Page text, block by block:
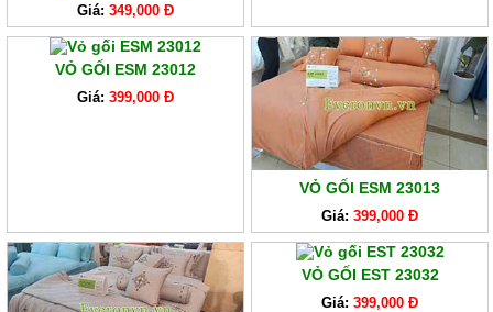
Giá: 349,000 Đ
VỎ GỐI ESM 23012
Giá: 399,000 Đ
VỎ GỐI ESM 23013
Giá: 399,000 Đ
VỎ GỐI EST 23032
Giá: 399,000 Đ